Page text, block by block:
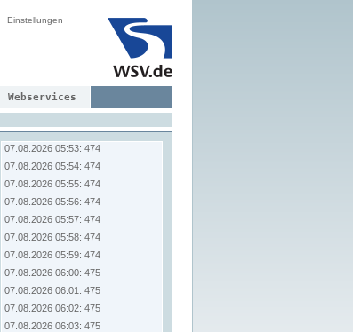
Einstellungen
Webservices
07.08.2026 05:46: 473
07.08.2026 05:50: 474
07.08.2026 05:51: 474
07.08.2026 05:52: 474
07.08.2026 05:53: 474
07.08.2026 05:54: 474
07.08.2026 05:55: 474
07.08.2026 05:56: 474
07.08.2026 05:57: 474
07.08.2026 05:58: 474
07.08.2026 05:59: 474
07.08.2026 06:00: 475
07.08.2026 06:01: 475
07.08.2026 06:02: 475
07.08.2026 06:03: 475